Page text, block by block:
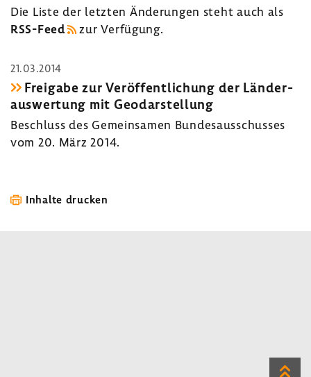
Die Liste der letzten Ände­rungen steht auch als
RSS-​Feed
zur Verfü­gung.
21.03.2014
Frei­gabe zur Veröf­fent­li­chung der Länder­
aus­wer­tung mit Geodar­stel­lung
Beschluss des Gemein­samen Bundes­aus­schusses
vom 20. März 2014.
Inhalte drucken
Zum